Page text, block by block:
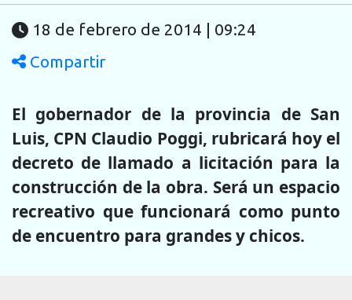
18 de febrero de 2014 | 09:24
Compartir
El gobernador de la provincia de San
Luis, CPN Claudio Poggi, rubricará hoy el
decreto de llamado a licitación para la
construcción de la obra. Será un espacio
recreativo que funcionará como punto
de encuentro para grandes y chicos.